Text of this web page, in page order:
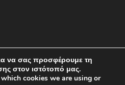
να σας προσφέρουμε τη
στον ιστότοπό μας.
cookies we are using or